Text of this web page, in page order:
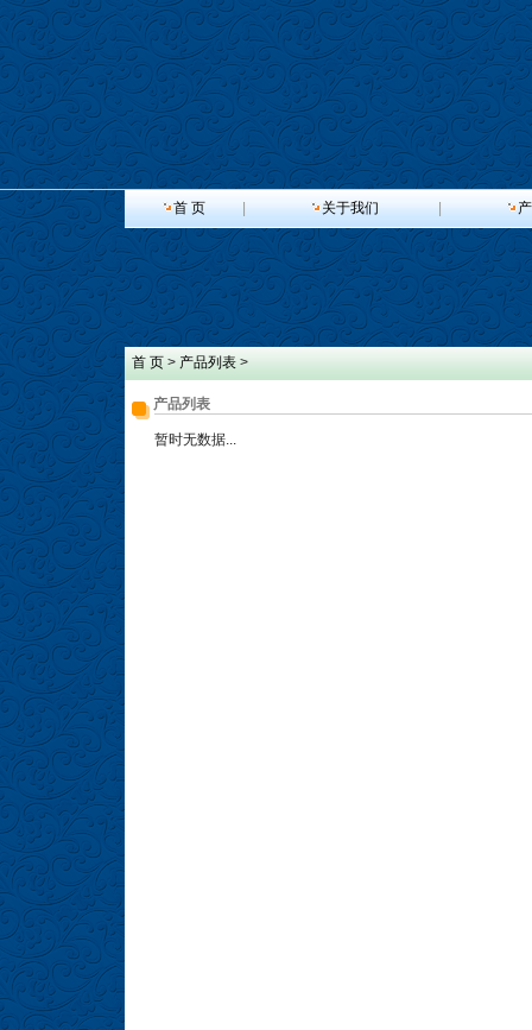
首 页 关于我们
首 页 > 产品列表 >
产品列表
暂时无数据...